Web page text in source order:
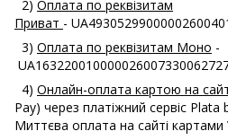
2) Оплата по реквізитам
Приват -
3) Оплата по реквізитам Моно -
4) Онлайн-оплата картою на
Pay) через платіжний сервіс
Миттєва оплата на сайті